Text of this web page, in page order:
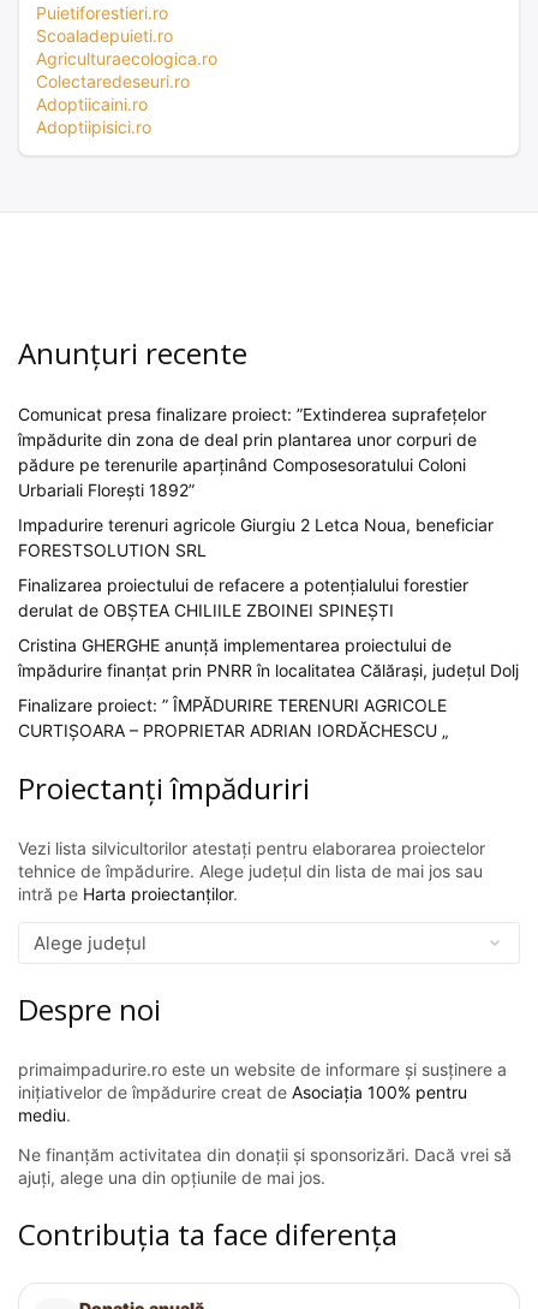
Puietiforestieri.ro
Scoaladepuieti.ro
Agriculturaecologica.ro
Colectaredeseuri.ro
Adoptiicaini.ro
Adoptiipisici.ro
Anunțuri recente
Comunicat presa finalizare proiect: ”Extinderea suprafețelor
împădurite din zona de deal prin plantarea unor corpuri de
pădure pe terenurile aparținând Composesoratului Coloni
Urbariali Florești 1892”
Impadurire terenuri agricole Giurgiu 2 Letca Noua, beneficiar
FORESTSOLUTION SRL
Finalizarea proiectului de refacere a potențialului forestier
derulat de OBȘTEA CHILIILE ZBOINEI SPINEȘTI
Cristina GHERGHE anunță implementarea proiectului de
împădurire finanțat prin PNRR în localitatea Călărași, județul Dolj
Finalizare proiect: ” ÎMPĂDURIRE TERENURI AGRICOLE
CURTIȘOARA – PROPRIETAR ADRIAN IORDĂCHESCU „
Proiectanți împăduriri
Vezi lista silvicultorilor atestați pentru elaborarea proiectelor
tehnice de împădurire. Alege județul din lista de mai jos sau
intră pe Harta proiectanților.
Despre noi
primaimpadurire.ro este un website de informare și susținere a
inițiativelor de împădurire creat de Asociația 100% pentru
mediu.
Ne finanțăm activitatea din donații și sponsorizări. Dacă vrei să
ajuți, alege una din opțiunile de mai jos.
Contribuția ta face diferența